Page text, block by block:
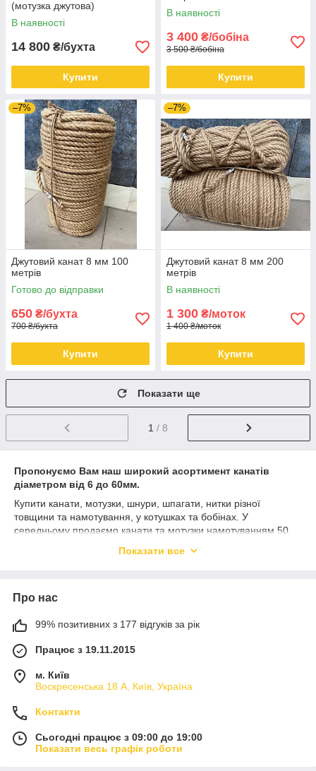
(мотузка джутова)
В наявності
14 800 ₴/бухта
Купити
В наявності
3 400 ₴/бобіна
3 500 ₴/бобіна
Купити
–7%
Джутовий канат 8 мм 100
метрів
Готово до відправки
650 ₴/бухта
700 ₴/бухта
Купити
–7%
Джутовий канат 8 мм 200
метрів
В наявності
1 300 ₴/моток
1 400 ₴/моток
Купити
Показати ще
1 / 8
Пропонуємо Вам наш широкий асортимент канатів
діаметром від 6 до 60мм.
Купити канати, мотузки, шнури, шпагати, нитки різної
товщини та намотування, у котушках та бобінах. У
середньому продаємо канати та мотузки намотуванням 50,
іншими мотками уточнюйте у нашого менеджера
Показати все
Про нас
99% позитивних з 177 відгуків за рік
Працює з 19.11.2015
м. Київ
Воскресенська 18 А, Київ, Україна
Контакти
Сьогодні працює з 09:00 до 19:00
Показати весь графік роботи